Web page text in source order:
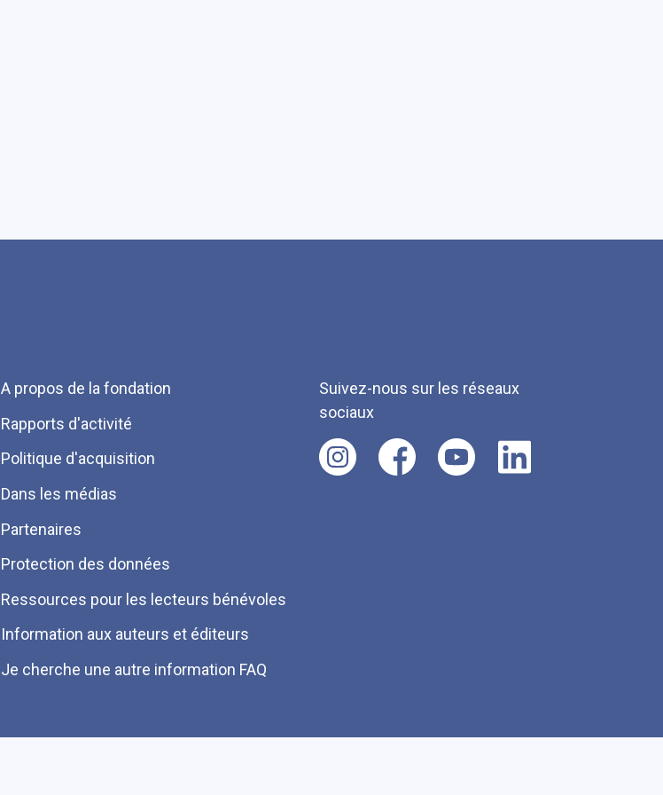
Menu
Pied
de
page
A propos de la fondation
Rapports d'activité
Politique d'acquisition
Dans les médias
Partenaires
Protection des données
Ressources pour les lecteurs bénévoles
Information aux auteurs et éditeurs
Je cherche une autre information FAQ
Suivez-nous sur les réseaux
sociaux